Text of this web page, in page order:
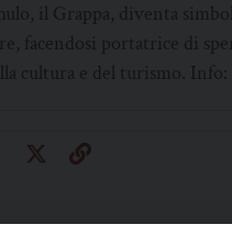
il Grappa, diventa
facendosi portatrice di
cultura e del turismo. Info: